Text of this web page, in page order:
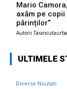
Mario
axăm pe
părinților”
Autorii
ULTIMELE
Diverse Noutati